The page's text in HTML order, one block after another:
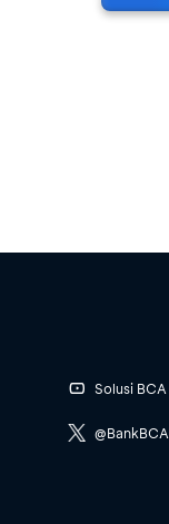
Solusi BCA
@BankBCA